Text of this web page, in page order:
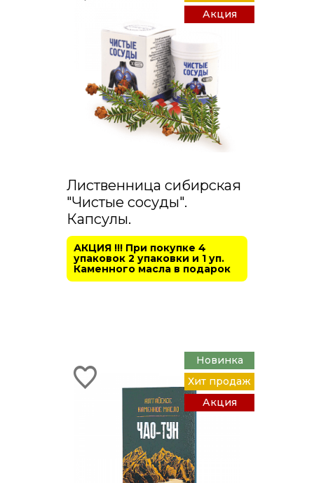
Акция
Лиственница сибирская
"Чистые сосуды".
Капсулы.
АКЦИЯ !!! При покупке 4
упаковок 2 упаковки и 1 уп.
Каменного масла в подарок
Новинка
Хит продаж
Акция